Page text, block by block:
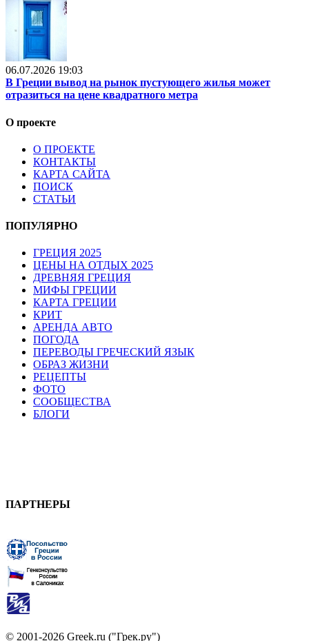
06.07.2026 19:03
В Греции вывод на рынок пустующего жилья может
отразиться на цене квадратного метра
О проекте
О ПРОЕКТЕ
КОНТАКТЫ
КАРТА САЙТА
ПОИСК
СТАТЬИ
ПОПУЛЯРНО
ГРЕЦИЯ 2025
ЦЕНЫ НА ОТДЫХ 2025
ДРЕВНЯЯ ГРЕЦИЯ
МИФЫ ГРЕЦИИ
КАРТА ГРЕЦИИ
КРИТ
АРЕНДА АВТО
ПОГОДА
ПЕРЕВОДЫ ГРЕЧЕСКИЙ ЯЗЫК
ОБРАЗ ЖИЗНИ
РЕЦЕПТЫ
ФОТО
СООБЩЕСТВА
БЛОГИ
ПАРТНЕРЫ
© 2001-2026 Greek.ru ("Грек.ру")